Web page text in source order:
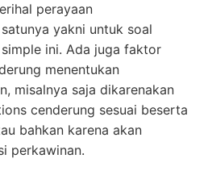
perayaan
yakni untuk soal
ini. Ada juga faktor
menentukan
misalnya saja dikarenakan
cenderung sesuai beserta
bahkan karena akan
perkawinan.